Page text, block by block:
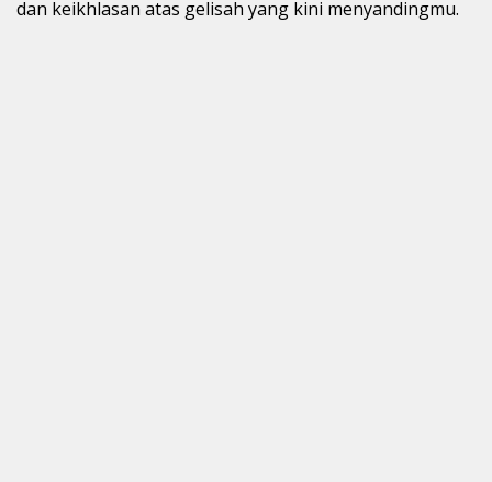
dan keikhlasan atas gelisah yang kini menyandingmu.